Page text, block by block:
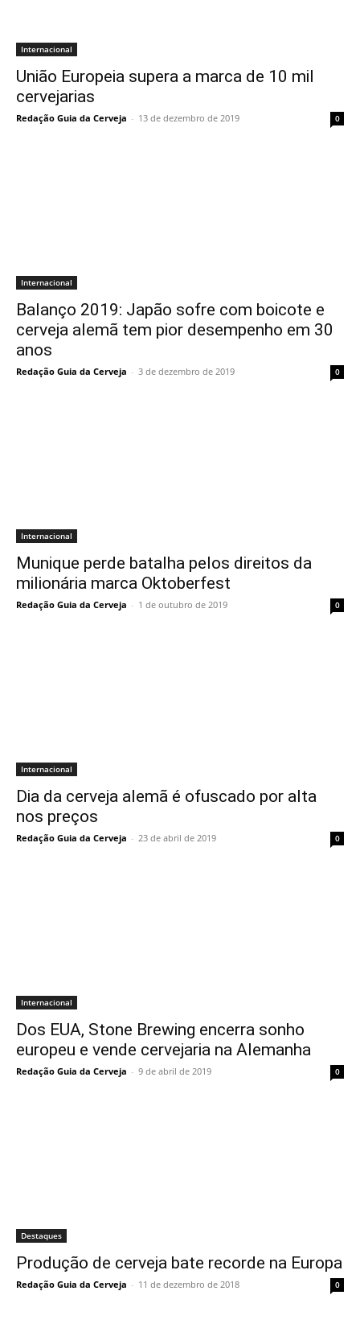
Internacional
União Europeia supera a marca de 10 mil
cervejarias
Redação Guia da Cerveja - 13 de dezembro de 2019 0
Internacional
Balanço 2019: Japão sofre com boicote e
cerveja alemã tem pior desempenho em 30
anos
Redação Guia da Cerveja - 3 de dezembro de 2019 0
Internacional
Munique perde batalha pelos direitos da
milionária marca Oktoberfest
Redação Guia da Cerveja - 1 de outubro de 2019 0
Internacional
Dia da cerveja alemã é ofuscado por alta
nos preços
Redação Guia da Cerveja - 23 de abril de 2019 0
Internacional
Dos EUA, Stone Brewing encerra sonho
europeu e vende cervejaria na Alemanha
Redação Guia da Cerveja - 9 de abril de 2019 0
Destaques
Produção de cerveja bate recorde na Europa
Redação Guia da Cerveja - 11 de dezembro de 2018 0